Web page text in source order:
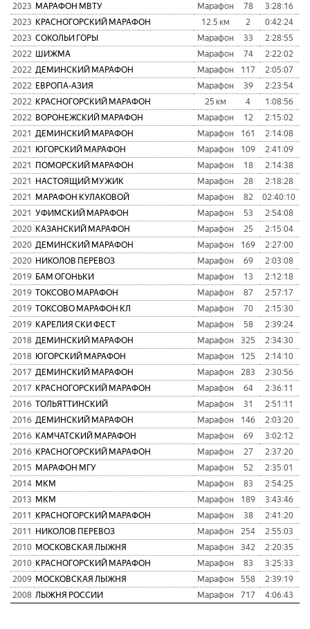
2023 МАРАФОН МВТУ Марафон 78 3:28:16
2023 КРАСНОГОРСКИЙ МАРАФОН 12.5 км 2
0:42:24
2023 СОКОЛЬИ ГОРЫ Марафон 33 2:28:55
2022 ШИЖМА Марафон 74 2:22:02
2022 ДЕМИНСКИЙ МАРАФОН Марафон 117 2:05:07
2022 ЕВРОПА-АЗИЯ Марафон 39 2:23:54
2022 КРАСНОГОРСКИЙ МАРАФОН 25 км 4
1:08:56
2022 ВОРОНЕЖСКИЙ МАРАФОН Марафон 12 2:15:02
2021 ДЕМИНСКИЙ МАРАФОН Марафон 161 2:14:08
2021 ЮГОРСКИЙ МАРАФОН Марафон 109 2:41:09
2021 ПОМОРСКИЙ МАРАФОН Марафон 18 2:14:38
2021 НАСТОЯЩИЙ МУЖИК Марафон 28 2:18:28
2021 МАРАФОН КУЛАКОВОЙ Марафон 82 02:40:10
2021 УФИМСКИЙ МАРАФОН Марафон 53 2:54:08
2020 КАЗАНСКИЙ МАРАФОН Марафон 25 2:15:04
2020 ДЕМИНСКИЙ МАРАФОН Марафон 169 2:27:00
2020 НИКОЛОВ ПЕРЕВОЗ Марафон 69 2:03:08
2019 БАМ ОГОНЬКИ Марафон 13 2:12:18
2019 ТОКСОВО МАРАФОН Марафон 87 2:57:17
2019 ТОКСОВО МАРАФОН КЛ Марафон 70 2:15:30
2019 КАРЕЛИЯ СКИ ФЕСТ Марафон 58 2:39:24
2018 ДЕМИНСКИЙ МАРАФОН Марафон 325 2:34:30
2018 ЮГОРСКИЙ МАРАФОН Марафон 125 2:14:10
2017 ДЕМИНСКИЙ МАРАФОН Марафон 283 2:30:56
2017 КРАСНОГОРСКИЙ МАРАФОН Марафон 64 2:36:11
2016 ТОЛЬЯТТИНСКИЙ Марафон 31 2:51:11
2016 ДЕМИНСКИЙ МАРАФОН Марафон 146 2:03:20
2016 КАМЧАТСКИЙ МАРАФОН Марафон 69 3:02:12
2016 КРАСНОГОРСКИЙ МАРАФОН Марафон 27 2:37:20
2015 МАРАФОН МГУ Марафон 52 2:35:01
2014 МКМ Марафон 83 2:54:25
2013 МКМ Марафон 189 3:43:46
2011 КРАСНОГОРСКИЙ МАРАФОН Марафон 38
2:41:20
2011 НИКОЛОВ ПЕРЕВОЗ Марафон 254
2:55:03
2010 МОСКОВСКАЯ ЛЫЖНЯ Марафон 342
2:20:35
2010 КРАСНОГОРСКИЙ МАРАФОН Марафон 83
3:25:33
2009 МОСКОВСКАЯ ЛЫЖНЯ Марафон 558
2:39:19
2008 ЛЫЖНЯ РОССИИ Марафон 717 4:06:43